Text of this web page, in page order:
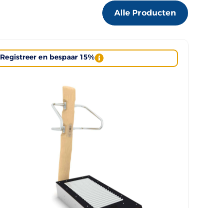
Alle Producten
Registreer en bespaar 15%